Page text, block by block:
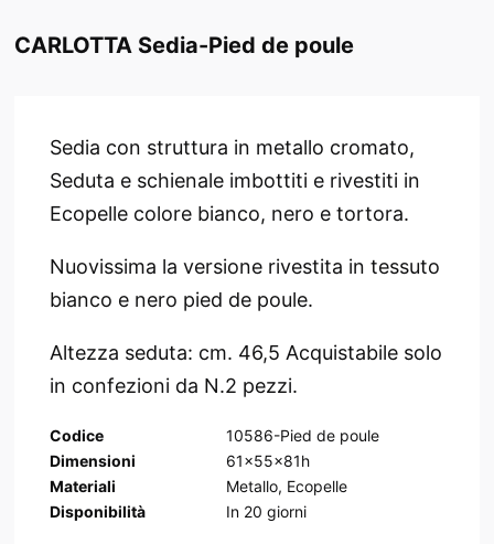
CARLOTTA Sedia-Pied de poule
Sedia con struttura in metallo cromato,
Seduta e schienale imbottiti e rivestiti in
Ecopelle colore bianco, nero e tortora.
Nuovissima la versione rivestita in tessuto
bianco e nero pied de poule.
Altezza seduta: cm. 46,5 Acquistabile solo
in confezioni da N.2 pezzi.
Codice
10586-Pied de poule
Dimensioni
61x55x81h
Materiali
Metallo, Ecopelle
Disponibilità
In 20 giorni